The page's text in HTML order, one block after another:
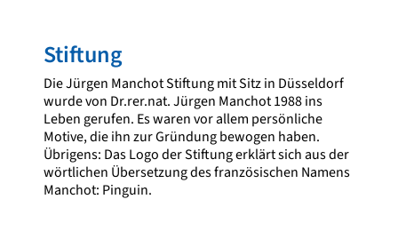
Stiftung
Die Jürgen Manchot Stiftung mit Sitz in Düsseldorf
wurde von Dr.rer.nat. Jürgen Manchot 1988 ins
Leben gerufen. Es waren vor allem persönliche
Motive, die ihn zur Gründung bewogen haben.
Übrigens: Das Logo der Stiftung erklärt sich aus der
wörtlichen Übersetzung des französischen Namens
Manchot: Pinguin.